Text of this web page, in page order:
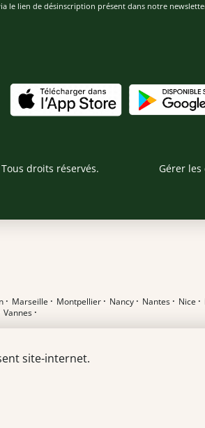
le lien de désinscription présent dans notre
droits réservés. Gérer les
· Marseille · Montpellier · Nancy · Nantes · Nice ·
Vannes ·
site-internet.